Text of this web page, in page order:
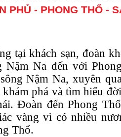
PHỦ - PHONG THỔ -
tại khách sạn, đoàn
Nậm Na đến với
Nậm Na, xuyên
phá và tìm hiểu
Đoàn đến Phong
vàng vì có nhiều
Thổ.